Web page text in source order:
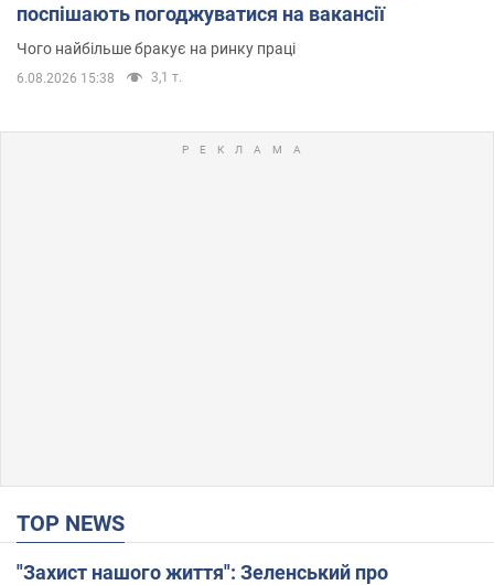
поспішають погоджуватися на вакансії
Чого найбільше бракує на ринку праці
6.08.2026 15:38 3,1 т.
TOP NEWS
"Захист нашого життя": Зеленський про